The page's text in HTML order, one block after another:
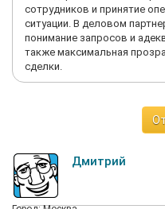
сотрудников и принятие
ситуации. В деловом
понимание запросов и
также максимальная
сделки.
Дмитрий